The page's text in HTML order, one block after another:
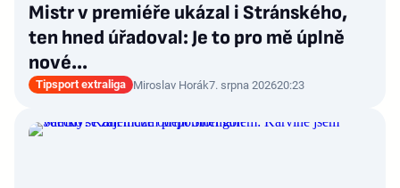
Mistr v premiéře ukázal i Stránského,
ten hned úřadoval: Je to pro mě úplně
nové…
Tipsport extraliga Miroslav Horák7. srpna 202620:23